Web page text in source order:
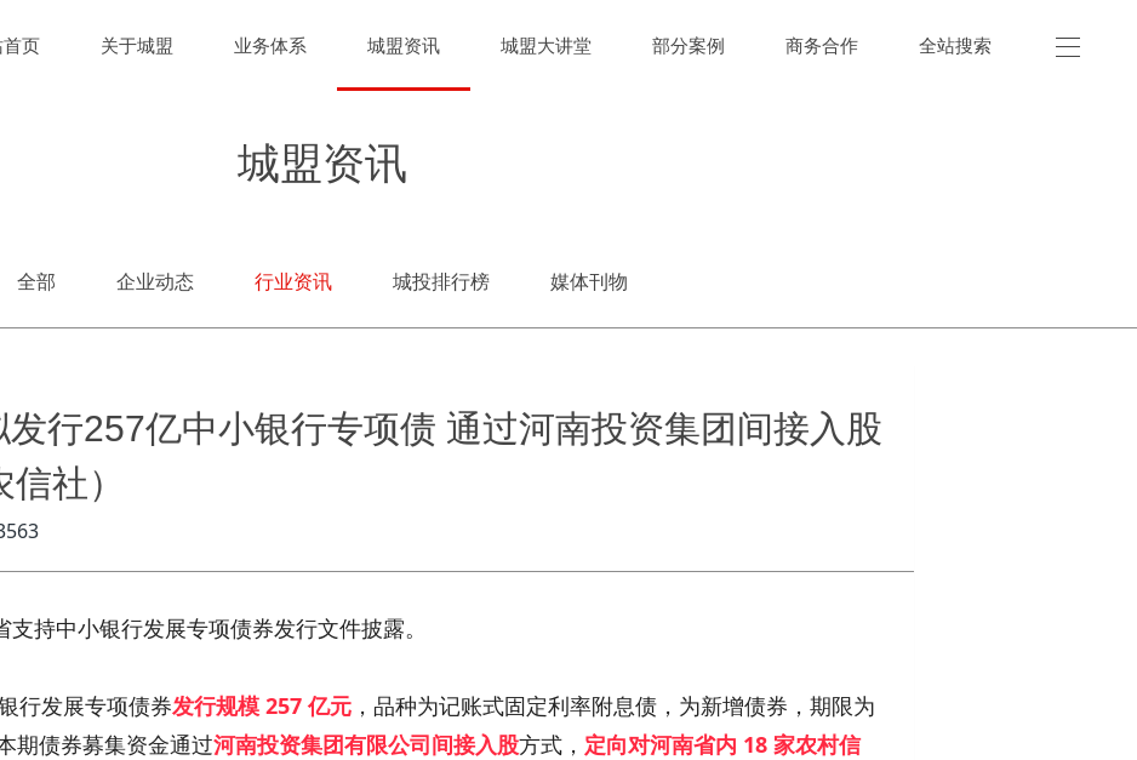
页 关于城盟 业务体系 城盟资讯 城盟大讲堂 部分案例 商务合作 全站搜索
城盟资讯
全部 企业动态 行业资讯 城投排行榜 媒体刊物
行257亿中小银行专项债 通过河南投资集团间接入股
社）
持中小银行发展专项债券发行文件披露。
行发展专项债券发行规模 257 亿元，品种为记账式固定利率附息债，为新增债券，期限为
期债券募集资金通过河南投资集团有限公司间接入股方式， 定向对河南省内 18 家农村信